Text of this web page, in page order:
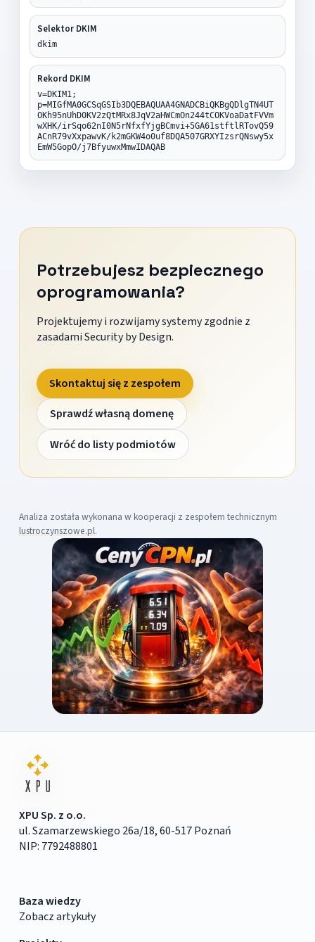
Selektor DKIM
dkim
Rekord DKIM
v=DKIM1;
p=MIGfMA0GCSqGSIb3DQEBAQUAA4GNADCBiQKBgQDlgTN4UT
OKh95nUhD0KV2zQtMRx8JqV2aHWCmOn244tCOKVoaDatFVVm
wXHK/irSqo62nI0N5rNfxfYjgBCmvi+5GA61stftlRTovQ59
ACnR79vXxpawvK/k2mGKW4o0uf8DQA507GRXYIzsrQNswy5x
EmW5GopO/j7BfyuwxMmwIDAQAB
Potrzebujesz bezpiecznego
oprogramowania?
Projektujemy i rozwijamy systemy zgodnie z
zasadami Security by Design.
Skontaktuj się z zespołem
Sprawdź własną domenę
Wróć do listy podmiotów
Analiza została wykonana w kooperacji z zespołem technicznym
lustroczynszowe.pl.
XPU Sp. z o.o.
ul. Szamarzewskiego 26a/18, 60-517 Poznań
NIP: 7792488801
Baza wiedzy
Zobacz artykuły